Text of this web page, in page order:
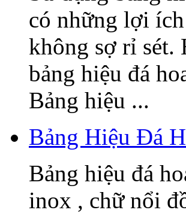
có những lợi
không sợ rỉ sét.
bảng hiệu đá
Bảng hiệu ...
Bảng Hiệu Đá
Bảng hiệu đá
inox , chữ nổi